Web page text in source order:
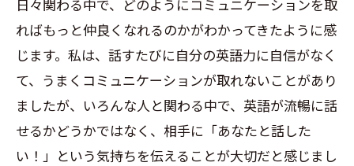
日々関わる中で、どのようにコミュニケーションを取
ればもっと仲良くなれるのかがわかってきたように感
じます。私は、話すたびに自分の英語力に自信がなく
て、うまくコミュニケーションが取れないことがあり
ましたが、いろんな人と関わる中で、英語が流暢に話
せるかどうかではなく、相手に「あなたと話した
い！」という気持ちを伝えることが大切だと感じまし